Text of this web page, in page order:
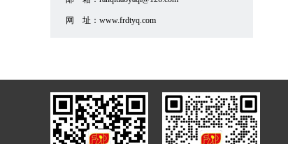
网 址： www.frdtyq.com